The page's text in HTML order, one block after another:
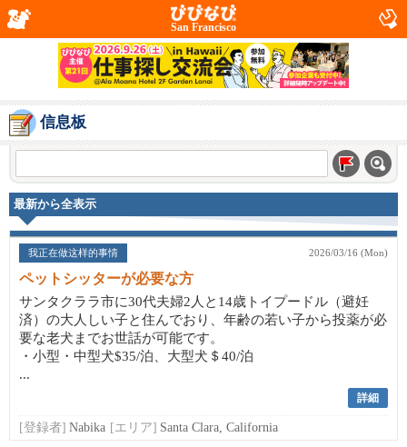
San Francisco
信息板
最新から全表示
我正在做这样的事情 2026/03/16 (Mon)
ペットシッターが必要な方
サンタクララ市に30代夫婦2人と14歳トイプードル（避妊
済）の大人しい子と住んでおり、年齢の若い子から投薬が必
要な老犬までお世話が可能です。
・小型・中型犬$35/泊、大型犬＄40/泊
...
詳細
[登録者] Nabika [エリア] Santa Clara, California